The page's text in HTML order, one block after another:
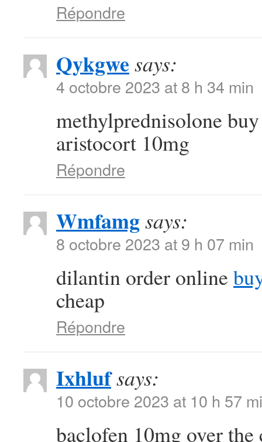
Répondre
Qykgwe says:
4 octobre 2023 at 8 h 34 min
methylprednisolone
aristocort 10mg
Répondre
Wmfamgsays:
8 octobre 2023 at 9 h 07 min
dilantin order online
cheap
Répondre
Ixhlufsays:
10 octobre 2023 at 10 h 57
baclofen 10mg over